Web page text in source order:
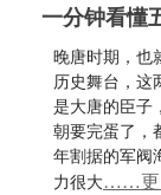
一分钟看懂
晚唐时期，也
历史舞台，这
是大唐的臣子
朝要完蛋了，
年割据的军阀
力很大……更